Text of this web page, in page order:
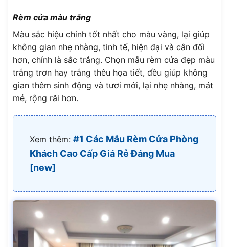
Rèm cửa màu trắng
Màu sắc hiệu chỉnh tốt nhất cho màu vàng, lại giúp
không gian nhẹ nhàng, tinh tế, hiện đại và cân đối
hơn, chính là sắc trắng. Chọn mẫu rèm cửa đẹp màu
trắng trơn hay trắng thêu họa tiết, đều giúp không
gian thêm sinh động và tươi mới, lại nhẹ nhàng, mát
mẻ, rộng rãi hơn.
Xem thêm: #1 Các Mẫu Rèm Cửa Phòng
Khách Cao Cấp Giá Rẻ Đáng Mua
[new]